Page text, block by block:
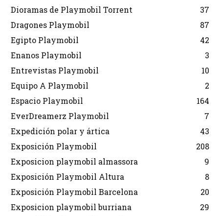
Dioramas de Playmobil Torrent
37
Dragones Playmobil
87
Egipto Playmobil
42
Enanos Playmobil
3
Entrevistas Playmobil
10
Equipo A Playmobil
2
Espacio Playmobil
164
EverDreamerz Playmobil
7
Expedición polar y ártica
43
Exposición Playmobil
208
Exposicion playmobil almassora
9
Exposición Playmobil Altura
8
Exposición Playmobil Barcelona
20
Exposicion playmobil burriana
29